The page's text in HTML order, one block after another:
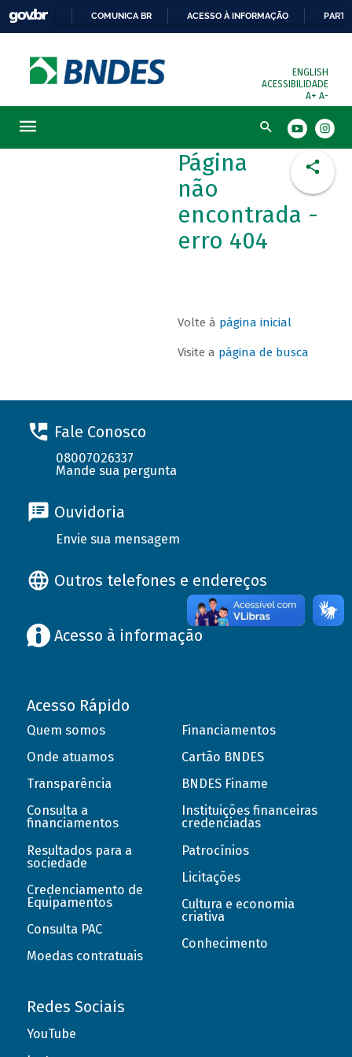
COMUNICA BR ACESSO À INFORMAÇÃO
ENGLISH
ACESSIBILIDADE
A+ A-
Busca
Página
não
encontrada -
erro 404
Volte à página inicial
Visite a página de busca
Fale Conosco
08007026337
Mande sua pergunta
Ouvidoria
Envie sua mensagem
Outros telefones e endereços
Acesso à informação
Acesso Rápido
Quem somos
Onde atuamos
Transparência
Consulta a
financiamentos
Resultados para a
sociedade
Credenciamento de
Equipamentos
Consulta PAC
Moedas contratuais
Financiamentos
Cartão BNDES
BNDES Finame
Instituições financeiras
credenciadas
Patrocínios
Licitações
Cultura e economia
criativa
Conhecimento
Redes Sociais
YouTube